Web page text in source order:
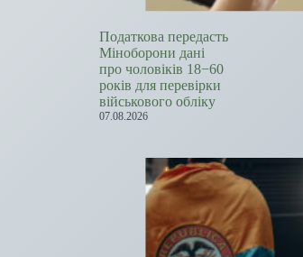
Податкова передасть
Міноборони дані
про чоловіків 18−60
років для перевірки
військового обліку
07.08.2026